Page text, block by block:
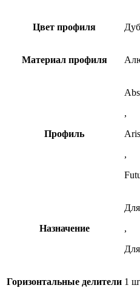
Цвет профиля
Материал профиля
Профиль
,
,
Назначение
,
Горизонтальные делители 1